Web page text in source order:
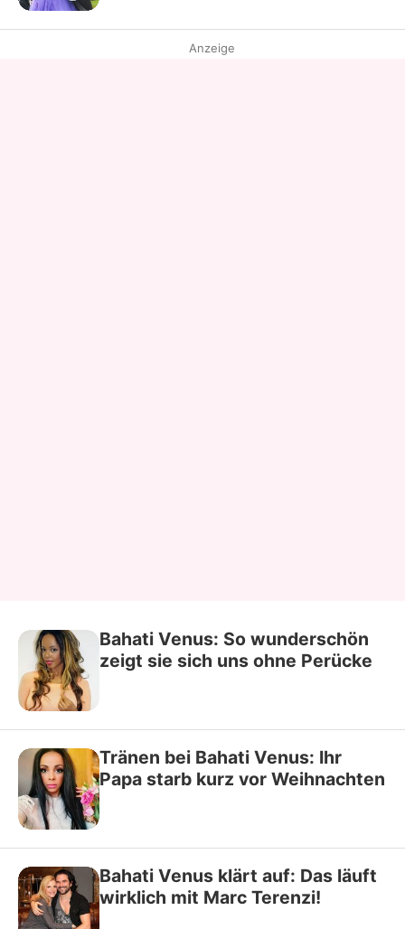
Anzeige
Bahati Venus: So wunderschön
zeigt sie sich uns ohne Perücke
Tränen bei Bahati Venus: Ihr
Papa starb kurz vor Weihnachten
Bahati Venus klärt auf: Das läuft
wirklich mit Marc Terenzi!